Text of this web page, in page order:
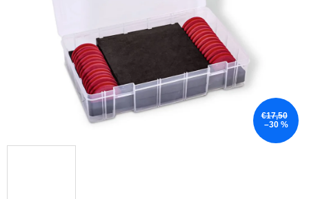
€17,50
–30 %